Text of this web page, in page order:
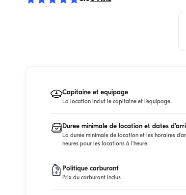
Capitaine et equipage
La location inclut le capitaine et l'equipage.
Duree minimale de location et dates
La durée minimale de location et les horaires
heures pour les locations à l'heure.
Politique carburant
Prix du carburant inclus